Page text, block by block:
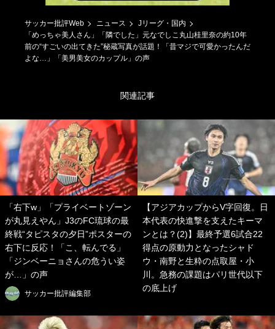
サッカー批評Web ニュース
Jリーグ・国内
「めっちゃ美人さん」「隣でした」元なでしこ丸山桂里奈の約10年
前の“すごいの出てきた”秘蔵写真が話題！「昔マジで可愛かったんだ
よな…」「美男美女のカップル」の声
関連記事
「右下w」「プライベートゾーン
が丸見えやん」J3のFC琉球の最
終戦“タピスタの夕日”ポスターの
右下に反応！「こ、転んでる」
「ジンベーニョさんの危うい姿
が…」の声
サッカー批評編集部
【アジアカップからV字回復。日
本代表の快進撃を支えたキーマ
ンとは？(2)】最終予選6試合22
得点の原動力となったシャド
ウ・南野と生粋の点取屋・小
川。急務の課題はパリ世代以下
の底上げ